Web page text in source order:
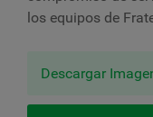
los equipos de
Descargar